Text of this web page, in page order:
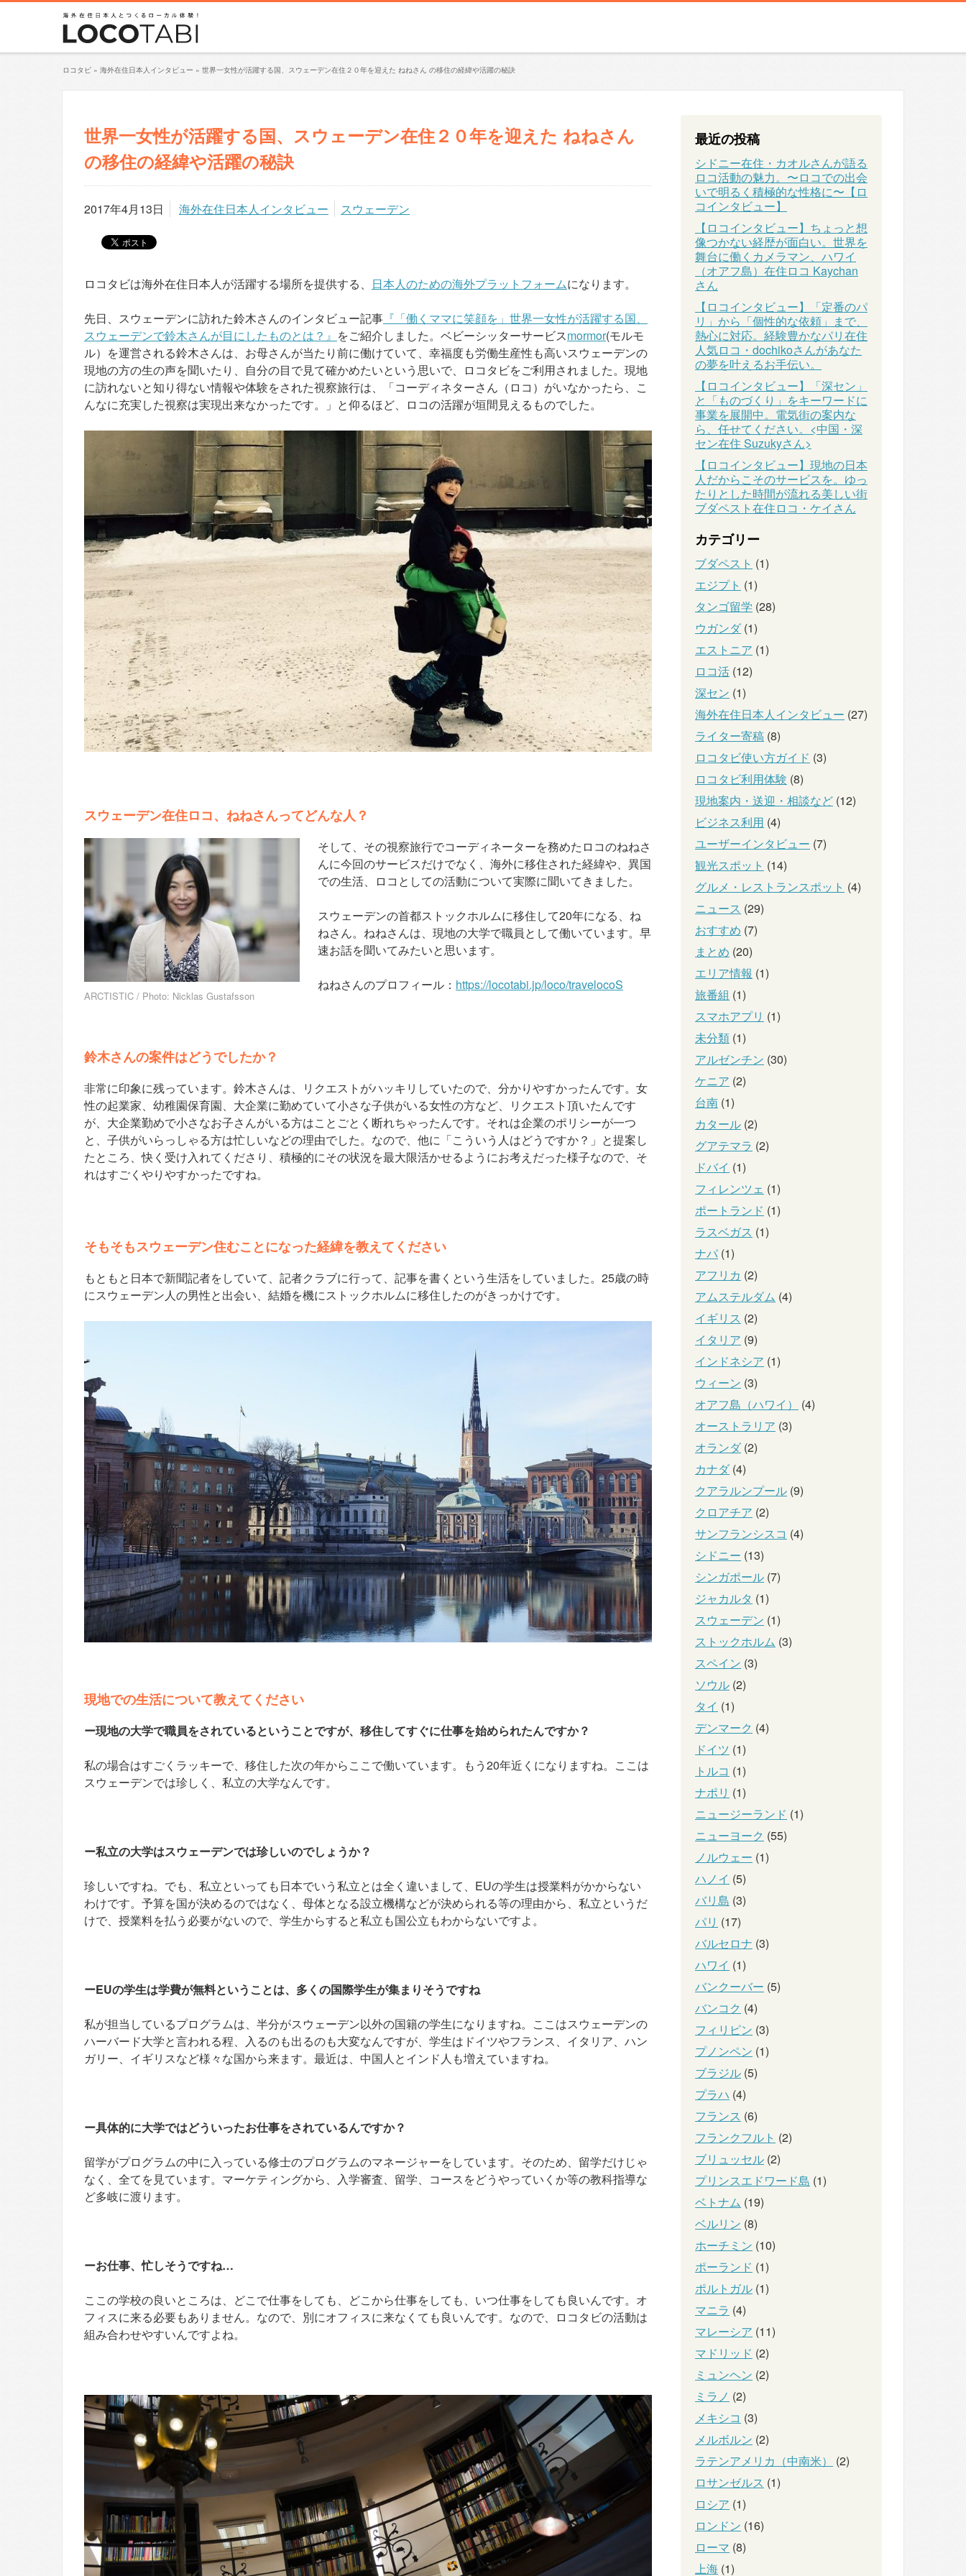
ロコタビ » 海外在住日本人インタビュー » 世界一女性が活躍する国、スウェーデン在住２０年を迎えた ねねさん の移住の経緯や活躍の秘訣
世界一女性が活躍する国、スウェーデン在住２０年を迎えた ねねさん
の移住の経緯や活躍の秘訣
2017年4月13日 海外在住日本人インタビュー スウェーデン
ロコタビは海外在住日本人が活躍する場所を提供する、 日本人のための海外プラットフォームになります。
先日、スウェーデンに訪れた鈴木さんのインタビュー記事 『「働くママに笑顔を」世界一女性が活躍する国、
スウェーデンで鈴木さんが目にしたものとは？』 をご紹介しました。ベビーシッターサービスmormor(モルモ
ル）を運営される鈴木さんは、お母さんが当たり前に働けていて、幸福度も労働生産性も高いスウェーデンの
現地の方の生の声を聞いたり、自分の目で見て確かめたいという思いで、ロコタビをご利用されました。現地
に訪れないと知り得ない情報や体験をされた視察旅行は、「コーディネターさん（ロコ）がいなかったら、こ
んなに充実した視察は実現出来なかったです。」と仰るほど、ロコの活躍が垣間見えるものでした。
スウェーデン在住ロコ、ねねさんってどんな人？
ARCTISTIC / Photo: Nicklas Gustafsson
そして、その視察旅行でコーディネーターを務めたロコのねねさ
んに今回のサービスだけでなく、海外に移住された経緯や、異国
での生活、ロコとしての活動について実際に聞いてきました。
スウェーデンの首都ストックホルムに移住して20年になる、ね
ねさん。ねねさんは、現地の大学で職員として働いています。早
速お話を聞いてみたいと思います。
ねねさんのプロフィール： https://locotabi.jp/loco/travelocoS
鈴木さんの案件はどうでしたか？
非常に印象に残っています。鈴木さんは、リクエストがハッキリしていたので、分かりやすかったんです。女
性の起業家、幼稚園保育園、大企業に勤めていて小さな子供がいる女性の方など、リクエスト頂いたんです
が、大企業勤めで小さなお子さんがいる方はことごとく断れちゃったんです。それは企業のポリシーが一つ
と、子供がいらっしゃる方は忙しいなどの理由でした。なので、他に「こういう人はどうですか？」と提案し
たところ、快く受け入れてくださり、 積極的にその状況を最大限活かせるようにお考えだった様子なので、そ
れはすごくやりやすかったですね。
そもそもスウェーデン住むことになった経緯を教えてください
もともと日本で新聞記者をしていて、記者クラブに行って、記事を書くという生活をしていました。25歳の時
にスウェーデン人の男性と出会い、結婚を機にストックホルムに移住したのがきっかけです。
現地での生活について教えてください
ー現地の大学で職員をされているということですが、移住してすぐに仕事を始められたんですか？
私の場合はすごくラッキーで、移住した次の年からここで働いています。もう20年近くになりますね。ここは
スウェーデンでは珍しく、私立の大学なんです。
ー私立の大学はスウェーデンでは珍しいのでしょうか？
珍しいですね。でも、私立といっても日本でいう私立とは全く違いまして、EUの学生は授業料がかからない
わけです。予算を国が決めるのではなく、母体となる設立機構などが決められる等の理由から、私立というだ
けで、授業料を払う必要がないので、学生からすると私立も国公立もわからないですよ。
ーEUの学生は学費が無料ということは、多くの国際学生が集まりそうですね
私が担当しているプログラムは、半分がスウェーデン以外の国籍の学生になりますね。ここはスウェーデンの
ハーバード大学と言われる程、入るのも出るのも大変なんですが、学生はドイツやフランス、イタリア、ハン
ガリー、イギリスなど様々な国から来ます。最近は、中国人とインド人も増えていますね。
ー具体的に大学ではどういったお仕事をされているんですか？
留学がプログラムの中に入っている修士のプログラムのマネージャーをしています。そのため、留学だけじゃ
なく、全てを見ています。マーケティングから、入学審査、留学、コースをどうやっていくか等の教科指導な
ど多岐に渡ります。
ーお仕事、忙しそうですね…
ここの学校の良いところは、どこで仕事をしても、どこから仕事をしても、いつ仕事をしても良いんです。オ
フィスに来る必要もありません。なので、別にオフィスに来なくても良いんです。なので、ロコタビの活動は
組み合わせやすいんですよね。
最近の投稿
シドニー在住・カオルさんが語る
ロコ活動の魅力。〜ロコでの出会
いで明るく積極的な性格に〜【ロ
コインタビュー】
【ロコインタビュー】ちょっと想
像つかない経歴が面白い。世界を
舞台に働くカメラマン、ハワイ
（オアフ島）在住ロコ Kaychan
さん
【ロコインタビュー】「定番のパ
リ」から「個性的な依頼」まで、
熱心に対応。経験豊かなパリ在住
人気ロコ・dochikoさんがあなた
の夢を叶えるお手伝い。
【ロコインタビュー】「深セン」
と「ものづくり」をキーワードに
事業を展開中。電気街の案内な
ら、任せてください。<中国・深
セン在住 Suzukyさん>
【ロコインタビュー】現地の日本
人だからこそのサービスを。ゆっ
たりとした時間が流れる美しい街
ブダペスト在住ロコ・ケイさん
カテゴリー
ブダペスト (1)
エジプト (1)
タンゴ留学 (28)
ウガンダ(1)
エストニア (1)
ロコ活 (12)
深セン (1)
海外在住日本人インタビュー (27)
ライター寄稿 (8)
ロコタビ使い方ガイド (3)
ロコタビ利用体験 (8)
現地案内・送迎・相談など (12)
ビジネス利用 (4)
ユーザーインタビュー (7)
観光スポット (14)
グルメ・レストランスポット (4)
ニュース (29)
おすすめ (7)
まとめ (20)
エリア情報 (1)
旅番組 (1)
スマホアプリ (1)
未分類 (1)
アルゼンチン (30)
ケニア (2)
台南 (1)
カタール (2)
グアテマラ (2)
ドバイ (1)
フィレンツェ (1)
ポートランド (1)
ラスベガス (1)
ナパ (1)
アフリカ (2)
アムステルダム (4)
イギリス (2)
イタリア (9)
インドネシア (1)
ウィーン (3)
オアフ島（ハワイ）
(4)
オーストラリア (3)
オランダ(2)
カナダ(4)
クアラルンプール (9)
クロアチア (2)
サンフランシスコ (4)
シドニー (13)
シンガポール (7)
ジャカルタ (1)
スウェーデン (1)
ストックホルム (3)
スペイン (3)
ソウル (2)
タイ (1)
デンマーク (4)
ドイツ (1)
トルコ (1)
ナポリ (1)
ニュージーランド (1)
ニューヨーク (55)
ノルウェー (1)
ハノイ (5)
バリ島 (3)
パリ (17)
バルセロナ (3)
ハワイ (1)
バンクーバー (5)
バンコク (4)
フィリピン (3)
プノンペン (1)
ブラジル (5)
プラハ (4)
フランス (6)
フランクフルト (2)
ブリュッセル (2)
プリンスエドワード島 (1)
ベトナム (19)
ベルリン (8)
ホーチミン (10)
ポーランド (1)
ポルトガル (1)
マニラ (4)
マレーシア (11)
マドリッド (2)
ミュンヘン (2)
ミラノ (2)
メキシコ (3)
メルボルン (2)
ラテンアメリカ（中南米）
(2)
ロサンゼルス (1)
ロシア (1)
ロンドン (16)
ローマ (8)
上海 (1)